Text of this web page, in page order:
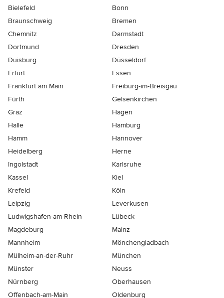
Bielefeld
Bonn
Braunschweig
Bremen
Chemnitz
Darmstadt
Dortmund
Dresden
Duisburg
Düsseldorf
Erfurt
Essen
Frankfurt am Main
Freiburg-im-Breisgau
Fürth
Gelsenkirchen
Graz
Hagen
Halle
Hamburg
Hamm
Hannover
Heidelberg
Herne
Ingolstadt
Karlsruhe
Kassel
Kiel
Krefeld
Köln
Leipzig
Leverkusen
Ludwigshafen-am-Rhein
Lübeck
Magdeburg
Mainz
Mannheim
Mönchen­gladbach
Mülheim-an-der-Ruhr
München
Münster
Neuss
Nürnberg
Oberhausen
Offenbach-am-Main
Oldenburg